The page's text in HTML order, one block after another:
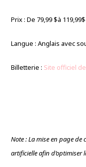
Prix : De 79,99 $à
Langue : Anglais avec
Billetterie : Site officiel
Note : La mise en page de
artificielle afin